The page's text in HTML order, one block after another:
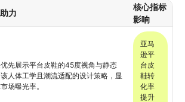
力
核心指标
影响
先展示平台皮鞋的45度视角与静态
人体工学且潮流适配的设计策略，显
场曝光率。
亚马
逊平
台皮
鞋转
化率
提升